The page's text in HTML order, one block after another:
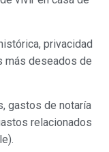
privacidad
más deseados de
gastos de notaría
relacionados
información
del usuario
los hábitos
publicidad
usuario.